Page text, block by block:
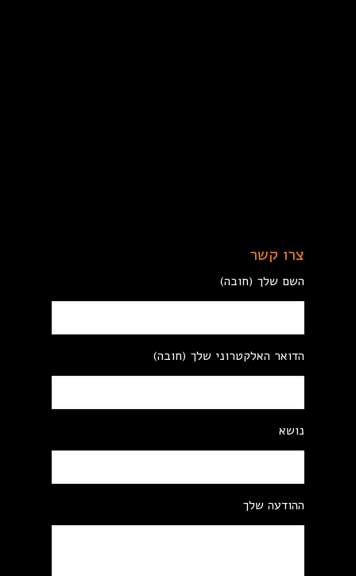
צרו קשר
השם שלך (חובה)
הדואר האלקטרוני שלך (חובה)
נושא
ההודעה שלך